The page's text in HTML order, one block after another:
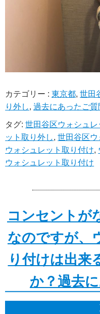
カテゴリー :東京都,世田
り外し,過去にあったご質
タグ:世田谷区ウォシュ
ット取り外し,世田谷区ウ
ウォシュレット取り付け,
ウォシュレット取り付け
コンセントが
なのですが、
り付けは出来
か？過去